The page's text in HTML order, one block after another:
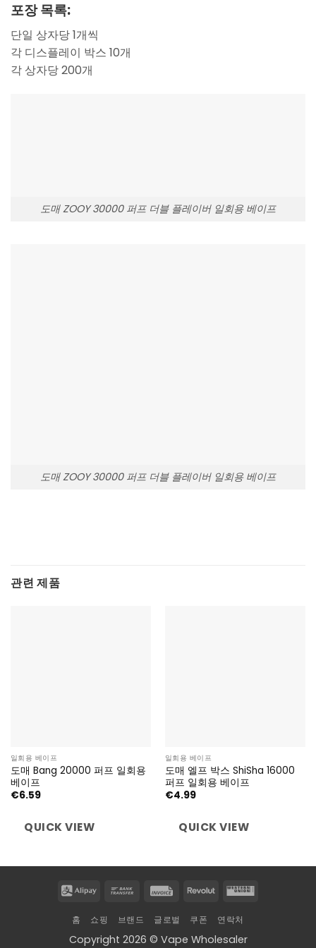
포장 목록:
단일 상자당 1개씩
각 디스플레이 박스 10개
각 상자당 200개
도매 ZOOY 30000 퍼프 더블 플레이버 일회용 베이프
도매 ZOOY 30000 퍼프 더블 플레이버 일회용 베이프
관련 제품
일회용 베이프
도매 Bang 20000 퍼프 일회용
베이프
€6.59
QUICK VIEW
일회용 베이프
도매 엘프 박스 ShiSha 16000
퍼프 일회용 베이프
€4.99
QUICK VIEW
Alipay
Bank
Invoice RevolutWestern
홈 쇼핑 브랜드 글로벌 쿠폰 연락처
Copyright 2026 © Vape Wholesaler